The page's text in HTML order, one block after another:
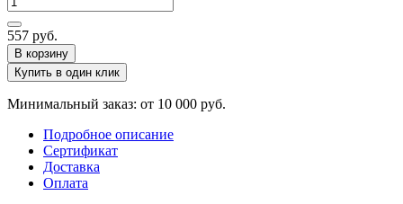
557 руб.
В корзину
Купить в один клик
Минимальный заказ: от 10 000 руб.
Подробное описание
Сертификат
Доставка
Оплата